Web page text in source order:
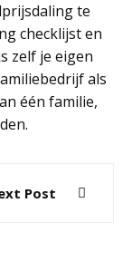
te
checklijst en
zelf je eigen
als
één familie,
Post